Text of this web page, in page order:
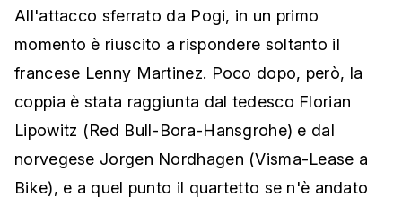
All'attacco sferrato da Pogi, in un primo
momento è riuscito a rispondere soltanto il
francese Lenny Martinez. Poco dopo, però, la
coppia è stata raggiunta dal tedesco Florian
Lipowitz (Red Bull-Bora-Hansgrohe) e dal
norvegese Jorgen Nordhagen (Visma-Lease a
Bike), e a quel punto il quartetto se n'è andato